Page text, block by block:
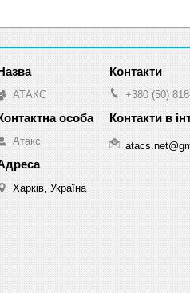
АТАКС
Атакс
Харків, Україна
+380 (50)